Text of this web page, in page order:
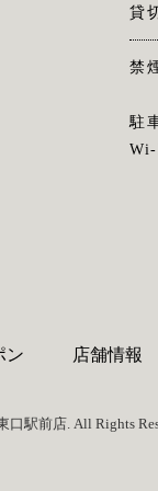
貸
禁
駐
ン 店舗情報
駅前店. All Rights